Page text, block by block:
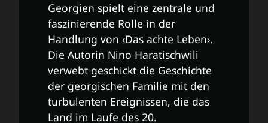
Georgien spielt eine zentrale und
faszinierende Rolle in der
Handlung von ‹Das achte Leben›.
Die Autorin Nino Haratischwili
verwebt geschickt die Geschichte
der georgischen Familie mit den
turbulenten Ereignissen, die das
Land im Laufe des 20.